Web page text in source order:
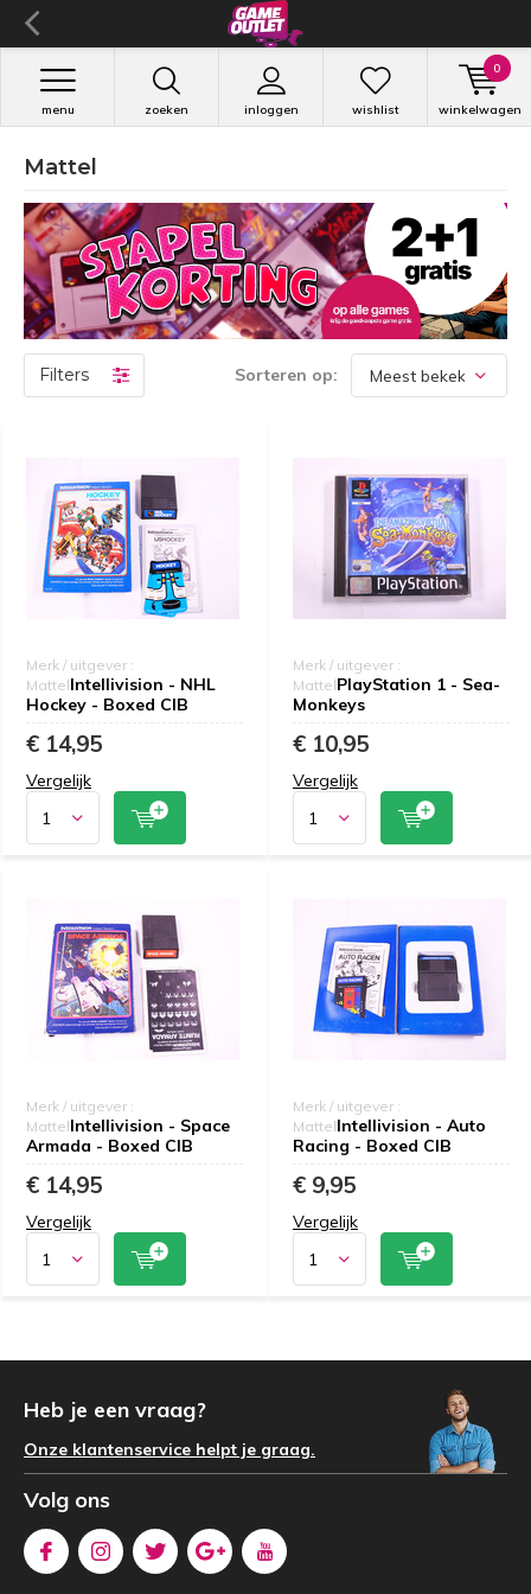
zoeken inloggen
menu wishlist winkelwagen
0
Mattel
Filters Sorteren op:
Merk / uitgever :
MattelIntellivision - NHL
Hockey - Boxed CIB
€ 14,95
Vergelijk
Merk / uitgever :
MattelPlayStation 1 - Sea-
Monkeys
€ 10,95
Vergelijk
Merk / uitgever :
MattelIntellivision - Space
Armada - Boxed CIB
€ 14,95
Vergelijk
Merk / uitgever :
MattelIntellivision - Auto
Racing - Boxed CIB
€ 9,95
Vergelijk
Heb je een vraag?
Onze klantenservice helpt je graag.
Volg ons